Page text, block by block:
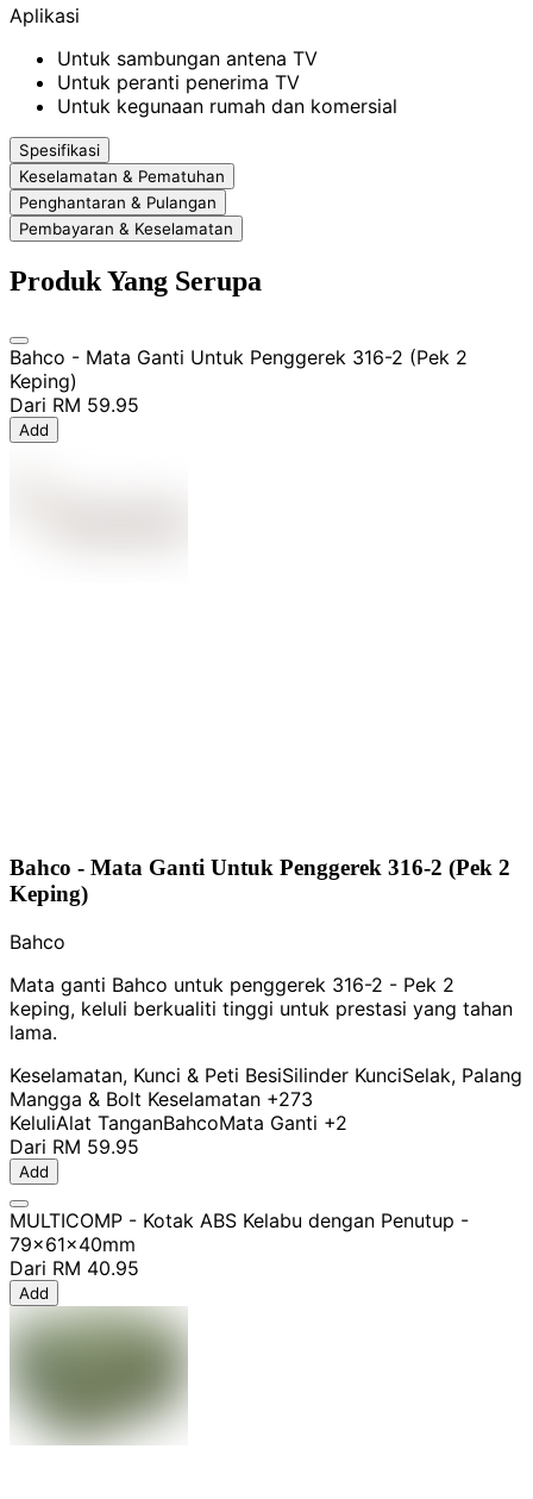
Aplikasi
Untuk sambungan antena TV
Untuk peranti penerima TV
Untuk kegunaan rumah dan komersial
Spesifikasi
Keselamatan & Pematuhan
Penghantaran & Pulangan
Pembayaran & Keselamatan
Produk Yang Serupa
Bahco - Mata Ganti Untuk Penggerek 316-2 (Pek 2
Keping)
Dari RM 59.95
Add
Bahco - Mata Ganti Untuk Penggerek 316-2 (Pek 2
Keping)
Bahco
Mata ganti Bahco untuk penggerek 316-2 - Pek 2
keping, keluli berkualiti tinggi untuk prestasi yang tahan
lama.
Keselamatan, Kunci & Peti BesiSilinder KunciSelak, Palang
Mangga & Bolt Keselamatan +273
KeluliAlat TanganBahcoMata Ganti +2
Dari RM 59.95
Add
MULTICOMP - Kotak ABS Kelabu dengan Penutup -
79x61x40mm
Dari RM 40.95
Add